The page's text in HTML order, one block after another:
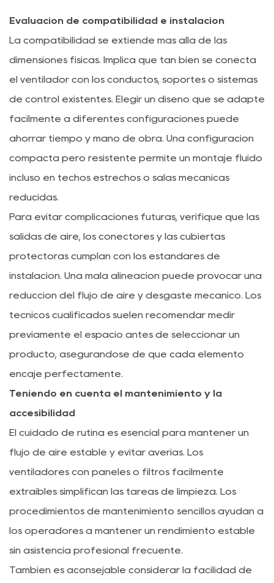
Evaluación de compatibilidad e instalación
La compatibilidad se extiende más allá de las
dimensiones físicas. Implica qué tan bien se conecta
el ventilador con los conductos, soportes o sistemas
de control existentes. Elegir un diseño que se adapte
fácilmente a diferentes configuraciones puede
ahorrar tiempo y mano de obra. Una configuración
compacta pero resistente permite un montaje fluido
incluso en techos estrechos o salas mecánicas
reducidas.
Para evitar complicaciones futuras, verifique que las
salidas de aire, los conectores y las cubiertas
protectoras cumplan con los estándares de
instalación. Una mala alineación puede provocar una
reducción del flujo de aire y desgaste mecánico. Los
técnicos cualificados suelen recomendar medir
previamente el espacio antes de seleccionar un
producto, asegurándose de que cada elemento
encaje perfectamente.
Teniendo en cuenta el mantenimiento y la
accesibilidad
El cuidado de rutina es esencial para mantener un
flujo de aire estable y evitar averías. Los
ventiladores con paneles o filtros fácilmente
extraíbles simplifican las tareas de limpieza. Los
procedimientos de mantenimiento sencillos ayudan a
los operadores a mantener un rendimiento estable
sin asistencia profesional frecuente.
También es aconsejable considerar la facilidad de